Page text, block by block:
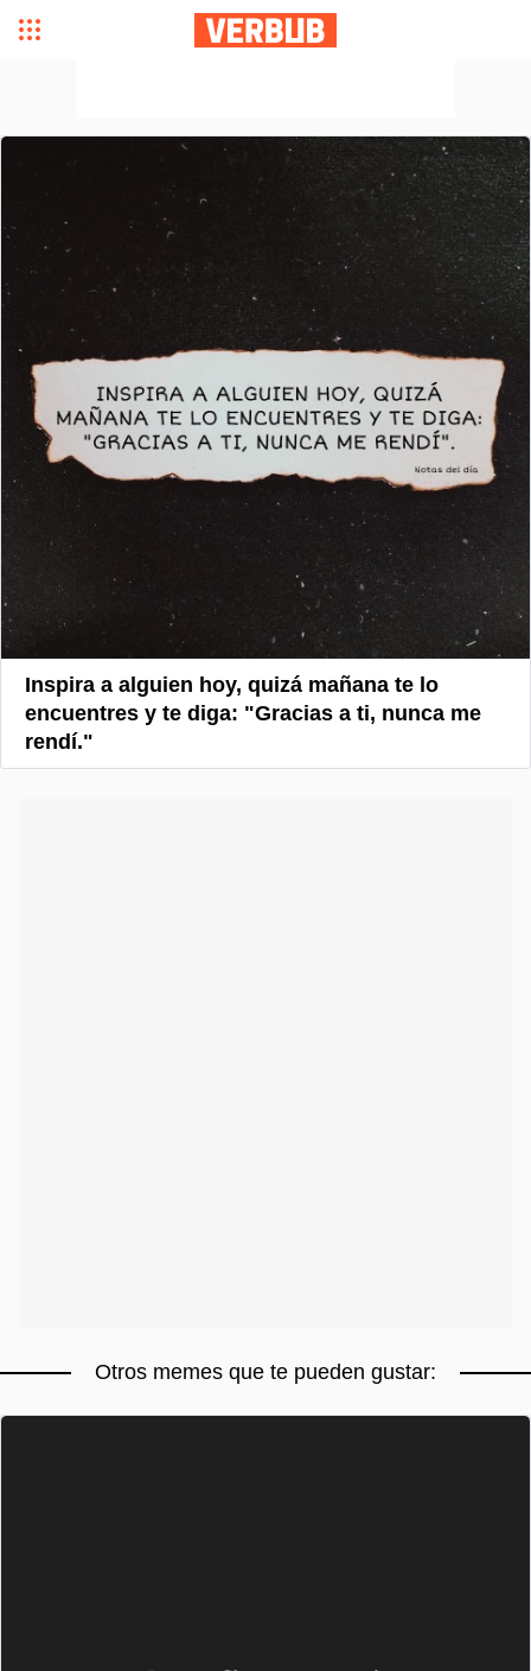
Inspira a alguien hoy, quizá mañana te lo
encuentres y te diga: "Gracias a ti, nunca me
rendí."
Otros memes que te pueden gustar: